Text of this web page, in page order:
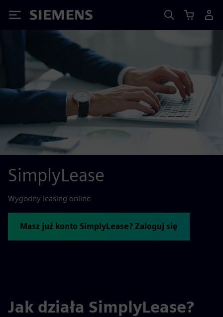
Siemens
SimplyLease
Wygodny leasing online
Masz już konto SimplyLease? Zaloguj się
Jak działa SimplyLease?